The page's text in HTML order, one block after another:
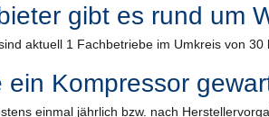
gibt es rund um
aktuell 1 Fachbetriebe im Umkreis von
ein Kompressor
einmal jährlich bzw. nach